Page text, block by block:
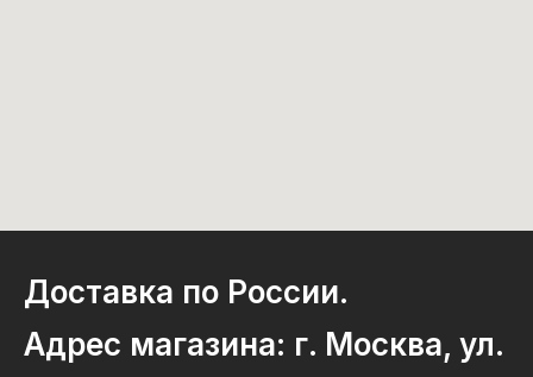
Доставка по России.
Адрес магазина: г. Москва, ул.